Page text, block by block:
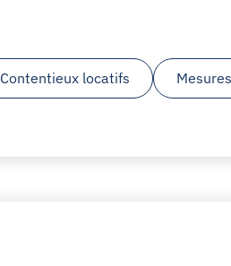
Contentieux locatifs